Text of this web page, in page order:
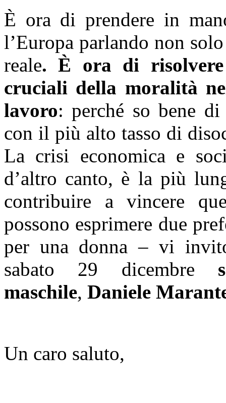
È ora di prendere in
l’Europa parlando non
reale. È ora di
cruciali della moralità
lavoro: perché so bene
con il più alto tasso di
La crisi economica e
d’altro canto, è la più
contribuire a vincere
possono esprimere due
per una donna – vi
sabato 29 dicembre
maschile, Daniele
Un caro saluto,